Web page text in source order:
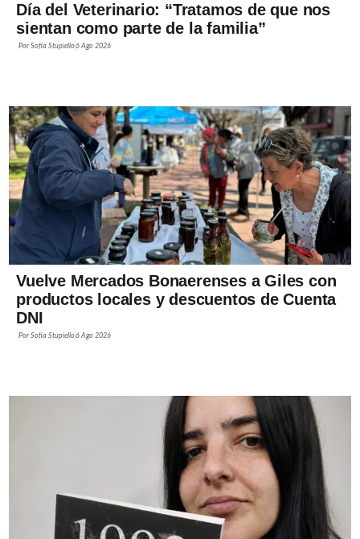
Día del Veterinario: “Tratamos de que nos
sientan como parte de la familia”
PorSofía Stupiello6 Ago 2026
Vuelve Mercados Bonaerenses a Giles con
productos locales y descuentos de Cuenta
DNI
PorSofía Stupiello6 Ago 2026